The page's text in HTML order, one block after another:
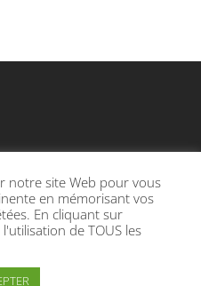
d’association avec l’Etat
CONDRIEU
DE CONFIDENTIALITÉ
notre site Web pour vous
en mémorisant vos
En cliquant sur
de TOUS les